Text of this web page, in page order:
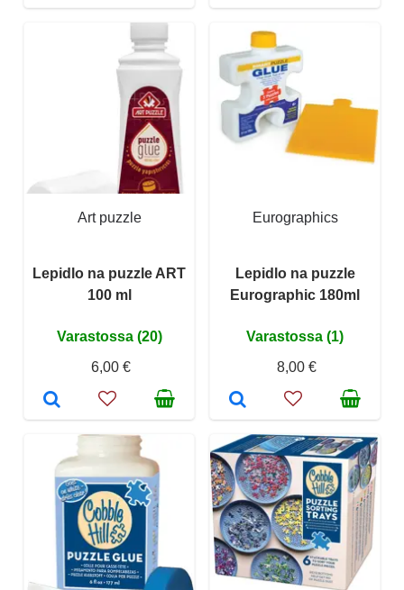
Art puzzle
Lepidlo na puzzle ART
100 ml
Varastossa (20)
6,00 €
Eurographics
Lepidlo na puzzle
Eurographic 180ml
Varastossa (1)
8,00 €